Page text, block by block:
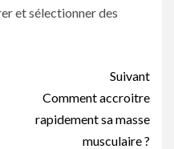
et sélectionner des
Suivant
Comment accroitre
rapidement sa masse
musculaire ?